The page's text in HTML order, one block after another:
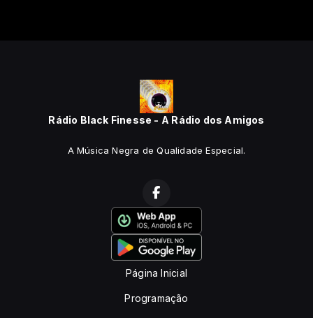
Rádio Black Finesse - A Rádio dos Amigos
A Música Negra de Qualidade Especial.
Página Inicial
Programação